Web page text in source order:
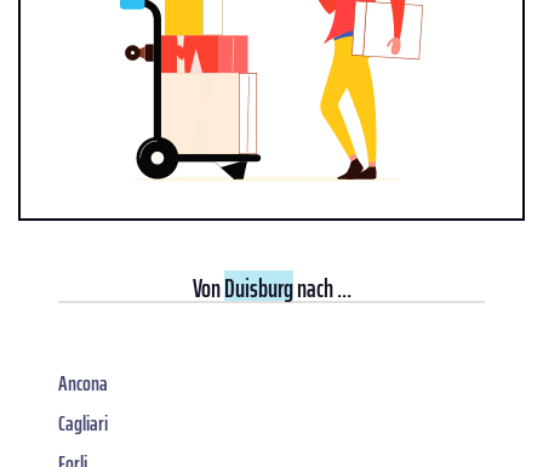
VonDuisburgnach ...
Ancona
Cagliari